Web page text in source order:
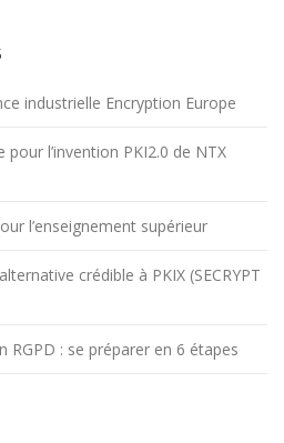
industrielle Encryption Europe
l’invention PKI2.0 de NTX
l’enseignement supérieur
crédible à PKIX (SECRYPT
RGPD : se préparer en 6 étapes